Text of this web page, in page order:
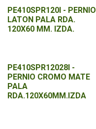
PE410SPR120I - PERNIO
LATON PALA RDA.
120X60 MM. IZDA.
PE410SPR12028I -
PERNIO CROMO MATE
PALA
RDA.120X60MM.IZDA